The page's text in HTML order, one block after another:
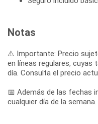
Notas
⚠️ Importante: Precio
en líneas regulares, cuyas
día. Consulta el precio
📅 Además de las fechas
cualquier día de la semana.